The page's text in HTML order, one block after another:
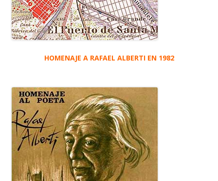
HOMENAJE A RAFAEL ALBERTI EN 1982